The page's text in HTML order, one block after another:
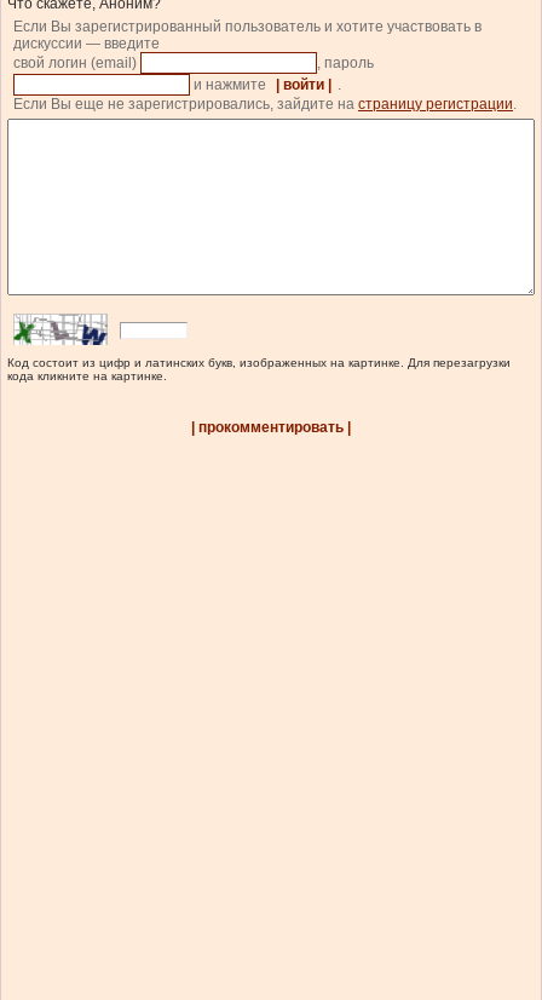
Что скажете, Аноним?
Если Вы зарегистрированный пользователь и хотите участвовать в
дискуссии — введите
свой логин (email)
, пароль
и нажмите
| войти |
.
Если Вы еще не зарегистрировались, зайдите на страницу регистрации.
Код состоит из цифр и латинских букв, изображенных на картинке. Для перезагрузки
кода кликните на картинке.
| прокомментировать |